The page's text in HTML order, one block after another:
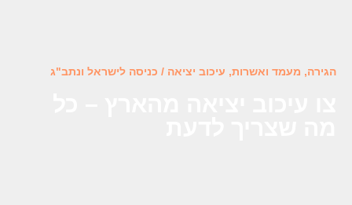
הגירה, מעמד ואשרות, עיכוב יציאה / כניסה לישראל ונתב"ג